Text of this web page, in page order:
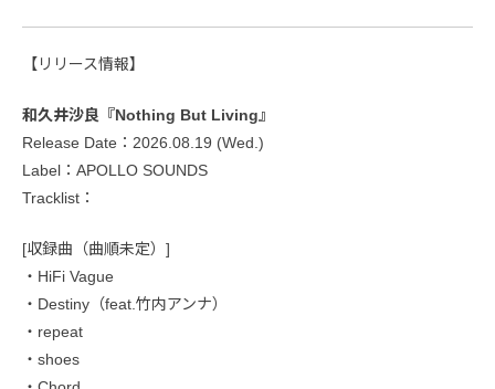
【リリース情報】
和久井沙良『Nothing But Living』
Release Date：2026.08.19 (Wed.)
Label：APOLLO SOUNDS
Tracklist：
[収録曲（曲順未定）]
・HiFi Vague
・Destiny（feat.竹内アンナ）
・repeat
・shoes